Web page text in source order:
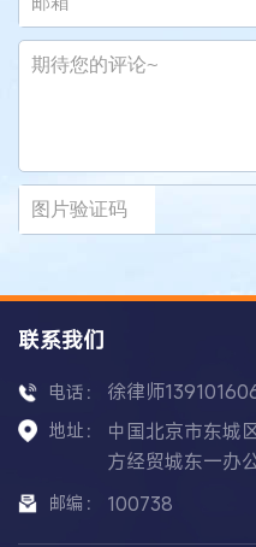
联系我们
电话： 徐律师
地址：
中国北京市东城
方经贸城东一办
邮编： 100738